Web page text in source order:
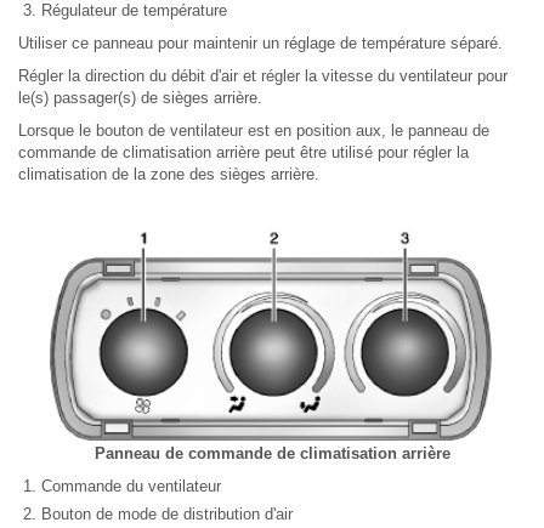
Régulateur de température
Utiliser ce panneau pour maintenir un réglage de température séparé.
Régler la direction du débit d'air et régler la vitesse du ventilateur pour
le(s) passager(s) de sièges arrière.
Lorsque le bouton de ventilateur est en position aux, le panneau de
commande de climatisation arrière peut être utilisé pour régler la
climatisation de la zone des sièges arrière.
Panneau de commande de climatisation arrière
Commande du ventilateur
Bouton de mode de distribution d'air